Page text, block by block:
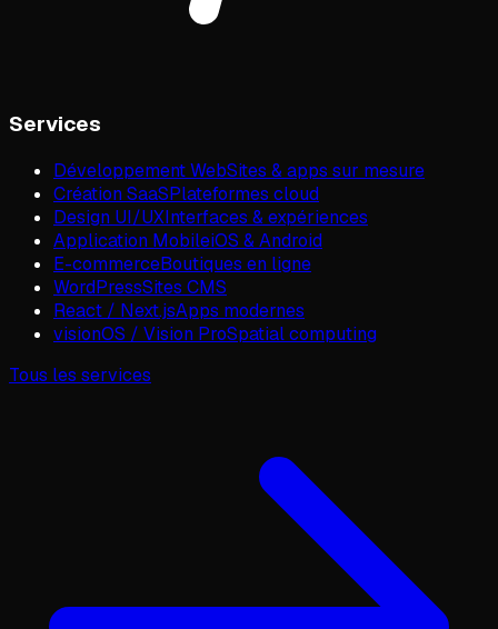
Services
Développement WebSites & apps sur mesure
Création SaaSPlateformes cloud
Design UI/UXInterfaces & expériences
Application MobileiOS & Android
E-commerceBoutiques en ligne
WordPressSites CMS
React / Next.jsApps modernes
visionOS / Vision ProSpatial computing
Tous les services